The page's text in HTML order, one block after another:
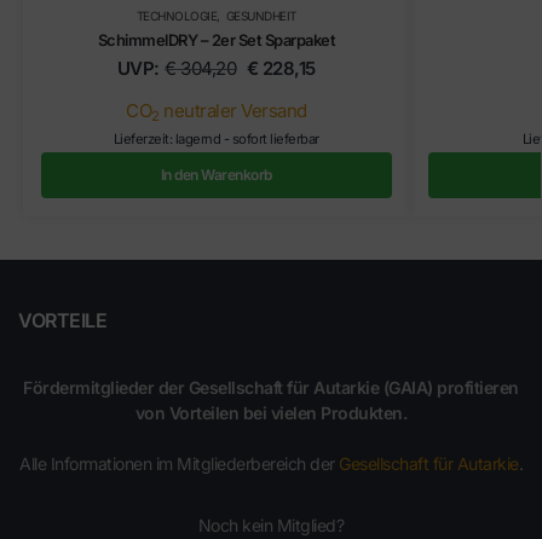
TECHNOLOGIE GESUNDHEIT
SchimmelDRY – 2er Set Sparpaket
UVP: €304,20 € 228,15
CO2 neutraler Versand
Lieferzeit: lagernd - sofort lieferbar
In den Warenkorb
VORTEILE
Fördermitglieder der Gesellschaft für Autarkie (GAIA) profitieren
von Vorteilen bei vielen Produkten.
Alle Informationen im Mitgliederbereich der Gesellschaft für Autarkie.
Noch kein Mitglied?